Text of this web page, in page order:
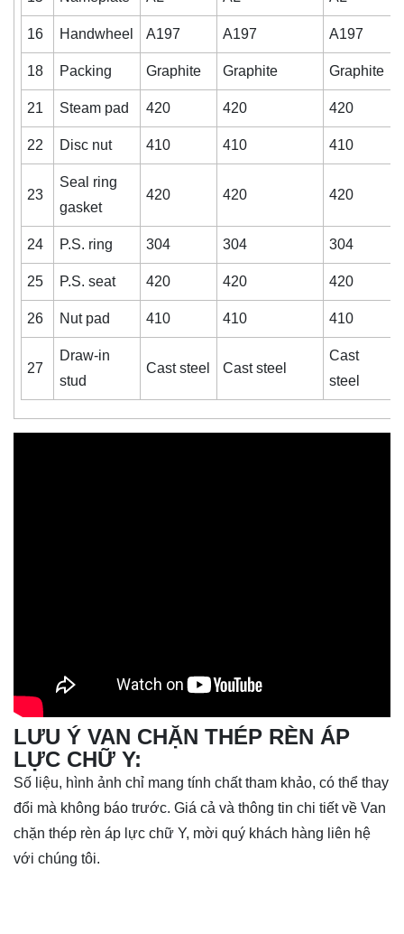
16 Handwheel A197 A197 A197
18 Packing Graphite Graphite Graphite
21 Steam pad 420 420 420
22 Disc nut 410 410 410
23
Seal ring
gasket
420 420 420
24 P.S. ring 304 304 304
25 P.S. seat 420 420 420
26 Nut pad 410 410 410
27
Draw-in
stud
Cast steel Cast steel
Cast
steel
LƯU Ý VAN CHẶN THÉP RÈN ÁP
LỰC CHỮ Y:
Số liệu, hình ảnh chỉ mang tính chất tham khảo, có thể thay
đổi mà không báo trước. Giá cả và thông tin chi tiết về Van
chặn thép rèn áp lực chữ Y, mời quý khách hàng liên hệ
với chúng tôi.